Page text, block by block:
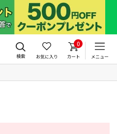
検索 お気に入り
0
カート メニュー